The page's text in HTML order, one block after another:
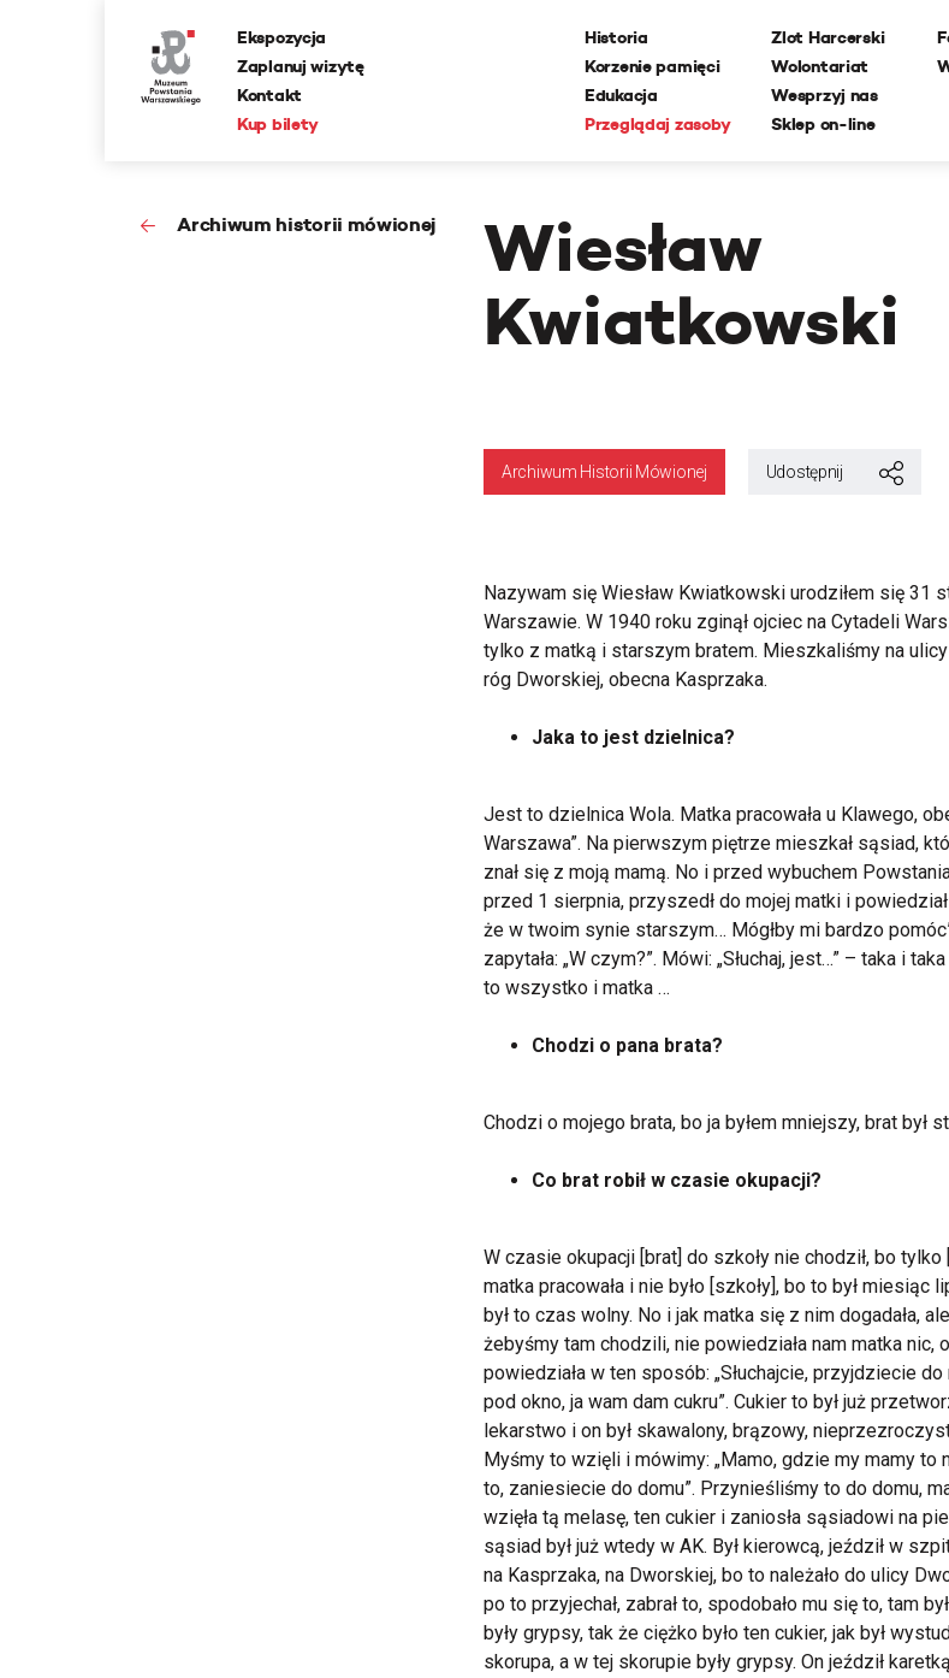
Ekspozycja
Zaplanuj wizytę
Kontakt
Kup bilety
Historia
Korzenie pamięci
Edukacja
Przeglądaj zasoby
Zlot Harcerski
Wolontariat
Wesprzyj nas
Sklep on-line
Archiwum historii mówionej
Wiesław
Kwiatkowski
Archiwum Historii Mówionej Udostępnij
Nazywam się Wiesław Kwiatkowski urodziłem się 31
Warszawie. W 1940 roku zginął ojciec na Cytadeli
tylko z matką i starszym bratem. Mieszkaliśmy na
róg Dworskiej, obecna Kasprzaka.
Jaka to jest dzielnica?
Jest to dzielnica Wola. Matka pracowała u Klawego,
Warszawa”. Na pierwszym piętrze mieszkał sąsiad,
znał się z moją mamą. No i przed wybuchem
przed 1 sierpnia, przyszedł do mojej matki i powiedział
że w twoim synie starszym… Mógłby mi bardzo
zapytała: „W czym?”. Mówi: „Słuchaj, jest…” – taka i
to wszystko i matka …
Chodzi o pana brata?
Chodzi o mojego brata, bo ja byłem mniejszy, brat był
Co brat robił w czasie okupacji?
W czasie okupacji [brat] do szkoły nie chodził, bo
matka pracowała i nie było [szkoły], bo to był miesiąc
był to czas wolny. No i jak matka się z nim dogadała,
żebyśmy tam chodzili, nie powiedziała nam matka nic,
powiedziała w ten sposób: „Słuchajcie, przyjdziecie
pod okno, ja wam dam cukru”. Cukier to był już
lekarstwo i on był skawalony, brązowy,
Myśmy to wzięli i mówimy: „Mamo, gdzie my mamy to
to, zaniesiecie do domu”. Przynieśliśmy to do domu,
wzięła tą melasę, ten cukier i zaniosła sąsiadowi na
sąsiad był już wtedy w AK. Był kierowcą, jeździł w
na Kasprzaka, na Dworskiej, bo to należało do ulicy
po to przyjechał, zabrał to, spodobało mu się to, tam
były grypsy, tak że ciężko było ten cukier, jak był
skorupa, a w tej skorupie były grypsy. On jeździł